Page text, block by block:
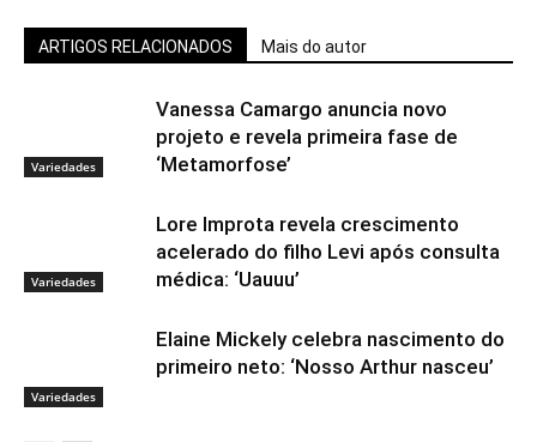
ARTIGOS RELACIONADOS Mais do autor
Variedades
Vanessa Camargo anuncia novo
projeto e revela primeira fase de
‘Metamorfose’
Variedades
Lore Improta revela crescimento
acelerado do filho Levi após consulta
médica: ‘Uauuu’
Variedades
Elaine Mickely celebra nascimento do
primeiro neto: ‘Nosso Arthur nasceu’